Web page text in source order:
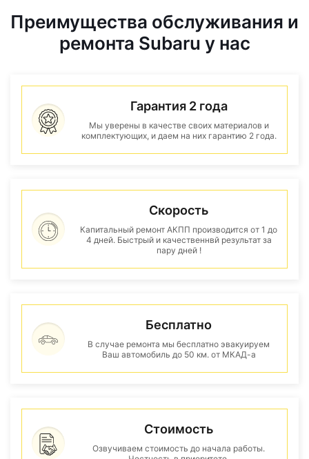
Преимущества обслуживания и
ремонта Subaru у нас
Гарантия 2 года
Мы уверены в качестве своих материалов и
комплектующих, и даем на них гарантию 2 года.
Скорость
Капитальный ремонт АКПП производится от 1 до
4 дней. Быстрый и качественнвй результат за
пару дней !
Бесплатно
В случае ремонта мы бесплатно эвакуируем
Ваш автомобиль до 50 км. от МКАД-а
Стоимость
Озвучиваем стоимость до начала работы.